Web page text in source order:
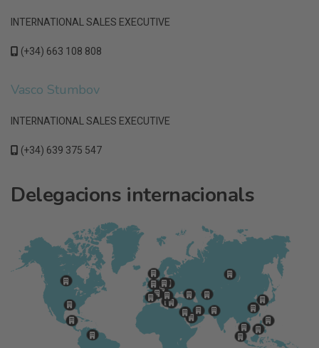
INTERNATIONAL SALES EXECUTIVE
(+34) 663 108 808
Vasco Stumbov
INTERNATIONAL SALES EXECUTIVE
(+34) 639 375 547
Delegacions internacionals